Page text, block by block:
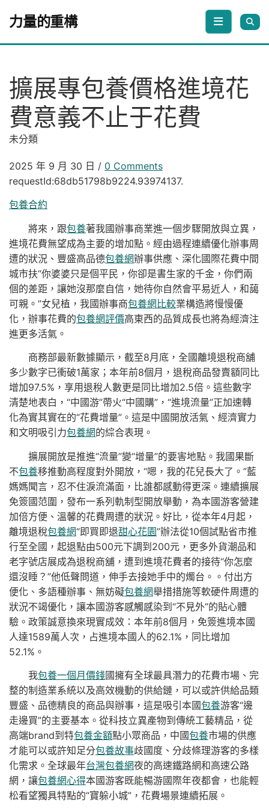
力量的重構
擴展專包養價格進境花
費意義不止于花費
未分類
2025 年 9 月 30 日 / 0 Comments
requestId:68db51798b9224.93974137.
包養合約
將來，跟包養著我國辦事商業進一個步驟開放與立異，
進境花費無望成為主要的增加點。經由過程連續優化辦事周
遭的狀況、豐盛高品德包養網辦事供應、深化國際花費中間
城市扶“你婆婆只是個平民，你卻是書生家的千金，你們兩
個的差距，讓她沒那麼自信，她待你自然會平易近人，和藹
可親。”女兒植，我國辦事商包養網比較業構造將慢慢優
化，辦事花費的包養網評價高東西的品質成長也將為經濟注
進更多活氣。
商務部最新數據顯示，截至8月底，全國離境退稅商舖
多少數字已衝破1萬家；本年前8個月，退稅商品發賣額同比
增加97.5%，享用退稅人數更是同比增加2.5倍。這些數字
清楚地表白，“中國游”帶火“中國購”，“進境流量”正加速轉
化為實其實在的“花費增量”。這是中國開放活氣、經濟實力
和文明吸引力包養網的綜合表現。
擴展開放是推進“流量”變“增量”的要害地點。我國果斷
不包養移推動高程度對外開放，“嗯，我的花兒長大了。”藍
媽媽聞言，忍不住淚流滿面，比誰都感動得更深。連續擴展
免簽國范圍，發布一系列軌制型開放舉動，為本國游客營建
加倍方便、溫馨的花費周遭的狀況。好比，從本年4月起，
離境退稅包養網“即買即退甜心花園”辦法從10個試點省市推
行至全國，起退點由500元下調到200元，更多外貨潮品和
老字號店展成為退稅商舖，遭到進境花費者的接待“你怎麼
還沒睡？”他低聲問道，伸手去接她手中的燭台。。付出方
便化、多語種辦事、無妨礙包養網舉措措施等軟硬件周遭的
狀況不竭優化，讓本國游客感觸感染到“不見外”的貼心體
驗。政策誠意換來現實成效：本年前8個月，免簽進境本國
人達1589萬人次，占進境本國人的62.1%，同比增加
52.1%。
我包養一個月價錢國擁有全球最具潛力的花費市場、完
整的制造業系統以及高效機動的供給鏈，可以或許供給品類
豐盛、品德精良的商品與辦事，這是吸引本國包養游客“邊
走邊買”的主要基本。從科技立異產物到傳統工藝精品，從
高端brand到特包養金額點小眾商品，中國包養市場的供應
才能可以或許知足分包養故事歧國度、分歧條理游客的多樣
化需求。全球最年台灣包養網夜的高速鐵路網和高速公路
網，讓包養網心得本國游客既能暢游國際年夜都會，也能輕
松看望獨具特點的“寶躲小城”，花費場景連續拓展。